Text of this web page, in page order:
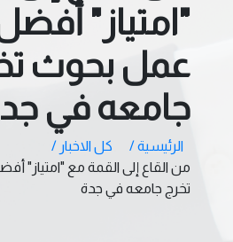
"امتياز"
عمل بحوث
جامعه في
الرئيسية /
كل الاخبار /
من القاع إلى القمة مع
تخرج جامعه في جدة